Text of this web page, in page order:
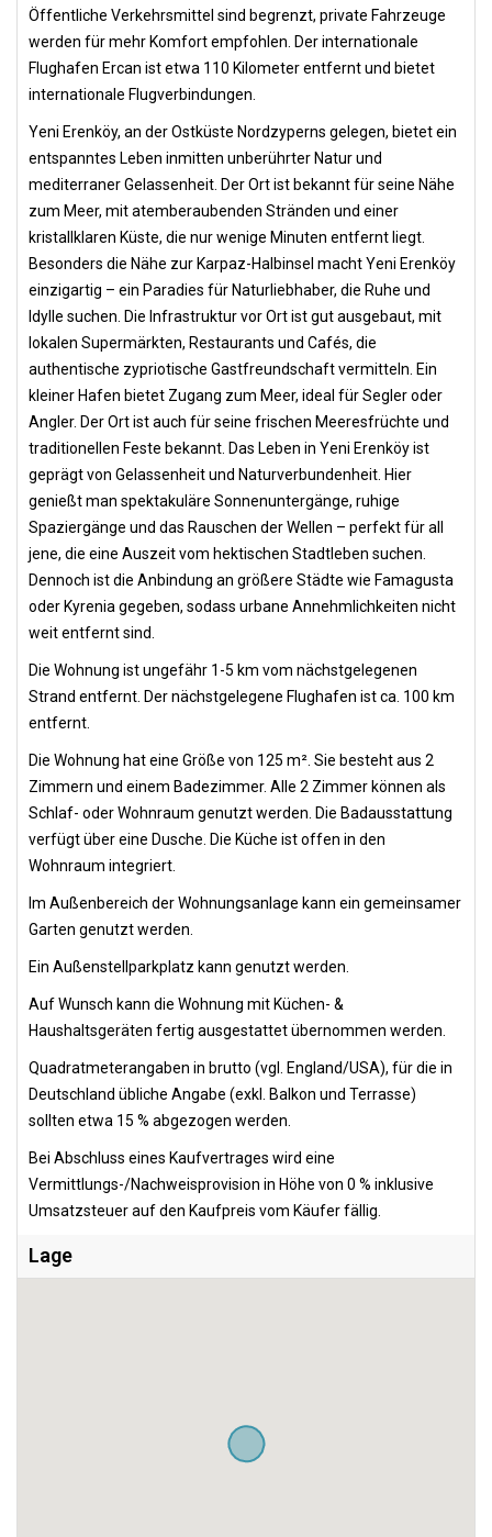
Öffentliche Verkehrsmittel sind begrenzt, private Fahrzeuge
werden für mehr Komfort empfohlen. Der internationale
Flughafen Ercan ist etwa 110 Kilometer entfernt und bietet
internationale Flugverbindungen.
Yeni Erenköy, an der Ostküste Nordzyperns gelegen, bietet ein
entspanntes Leben inmitten unberührter Natur und
mediterraner Gelassenheit. Der Ort ist bekannt für seine Nähe
zum Meer, mit atemberaubenden Stränden und einer
kristallklaren Küste, die nur wenige Minuten entfernt liegt.
Besonders die Nähe zur Karpaz-Halbinsel macht Yeni Erenköy
einzigartig – ein Paradies für Naturliebhaber, die Ruhe und
Idylle suchen. Die Infrastruktur vor Ort ist gut ausgebaut, mit
lokalen Supermärkten, Restaurants und Cafés, die
authentische zypriotische Gastfreundschaft vermitteln. Ein
kleiner Hafen bietet Zugang zum Meer, ideal für Segler oder
Angler. Der Ort ist auch für seine frischen Meeresfrüchte und
traditionellen Feste bekannt. Das Leben in Yeni Erenköy ist
geprägt von Gelassenheit und Naturverbundenheit. Hier
genießt man spektakuläre Sonnenuntergänge, ruhige
Spaziergänge und das Rauschen der Wellen – perfekt für all
jene, die eine Auszeit vom hektischen Stadtleben suchen.
Dennoch ist die Anbindung an größere Städte wie Famagusta
oder Kyrenia gegeben, sodass urbane Annehmlichkeiten nicht
weit entfernt sind.
Die Wohnung ist ungefähr 1-5 km vom nächstgelegenen
Strand entfernt. Der nächstgelegene Flughafen ist ca. 100 km
entfernt.
Die Wohnung hat eine Größe von 125 m². Sie besteht aus 2
Zimmern und einem Badezimmer. Alle 2 Zimmer können als
Schlaf- oder Wohnraum genutzt werden. Die Badausstattung
verfügt über eine Dusche. Die Küche ist offen in den
Wohnraum integriert.
Im Außenbereich der Wohnungsanlage kann ein gemeinsamer
Garten genutzt werden.
Ein Außenstellparkplatz kann genutzt werden.
Auf Wunsch kann die Wohnung mit Küchen- &
Haushaltsgeräten fertig ausgestattet übernommen werden.
Quadratmeterangaben in brutto (vgl. England/USA), für die in
Deutschland übliche Angabe (exkl. Balkon und Terrasse)
sollten etwa 15 % abgezogen werden.
Bei Abschluss eines Kaufvertrages wird eine
Vermittlungs-/Nachweisprovision in Höhe von 0 % inklusive
Umsatzsteuer auf den Kaufpreis vom Käufer fällig.
Lage